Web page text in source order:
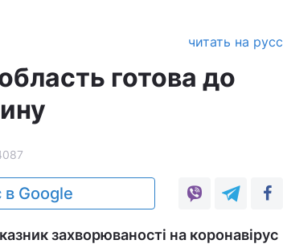
читать на
готова до
в Google
захворюваності на коронавірус